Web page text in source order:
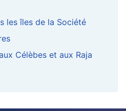
les îles de la Société
Célèbes et aux Raja